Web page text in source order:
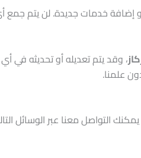
خدمات جديدة. لن يتم
، وقد يتم تعديله أو تحديثه
علمنا.
التواصل معنا عبر الوسائل